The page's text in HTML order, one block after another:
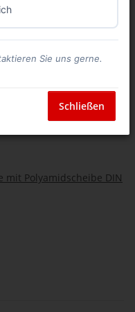
mit
mit Polyamidscheibe DIN
Sie uns gerne.
Schließen